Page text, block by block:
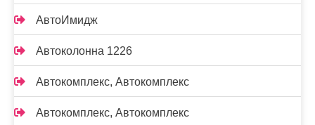
АвтоИмидж
Автоколонна 1226
Автокомплекс, Автокомплекс
Автокомплекс, Автокомплекс